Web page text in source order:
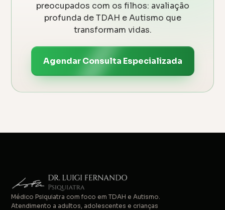
preocupados com os filhos: avaliação
profunda de TDAH e Autismo que
transformam vidas.
Agendar Consulta Especializada
Médico Psiquiatra com foco em TDAH e Autismo.
Atendimento a adultos, adolescentes e crianças